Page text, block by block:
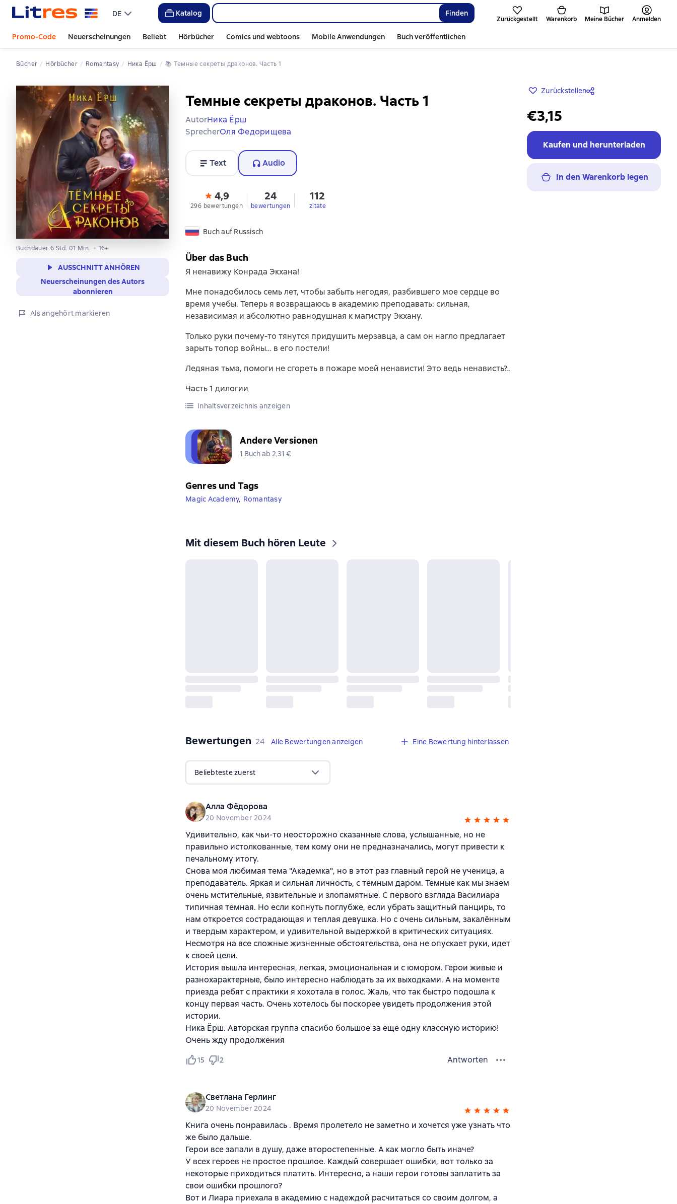
DE Katalog Finden
Zurückgestellt Warenkorb Meine Bücher Anmelden
Promo-Code Neuerscheinungen Beliebt Hörbücher Comics und webtoons Mobile Anwendungen Buch veröffentlichen
Bücher Hörbücher Romantasy Ника Ёрш 📚 Темные секреты драконов. Часть 1
Buchdauer 6 Std. 01 Min. 16+
AUSSCHNITT ANHÖREN
Neuerscheinungen des Autors
abonnieren
Als angehört markieren
Темные секреты драконов. Часть 1
AutorНика Ёрш
SprecherОля Федорищева
Text Audio
4,9
296 bewertungen
24
bewertungen
112
zitate
Buch auf Russisch
Zurückstellen
€3,15
Kaufen und herunterladen
In den Warenkorb legen
Über das Buch
Я ненавижу Конрада Экхана!
Мне понадобилось семь лет, чтобы забыть негодяя, разбившего мое сердце во
время учебы. Теперь я возвращаюсь в академию преподавать: сильная,
независимая и абсолютно равнодушная к магистру Экхану.
Только руки почему-то тянутся придушить мерзавца, а сам он нагло предлагает
зарыть топор войны… в его постели!
Ледяная тьма, помоги не сгореть в пожаре моей ненависти! Это ведь ненависть?..
Часть 1 дилогии
Inhaltsverzeichnis anzeigen
Andere Versionen
1 Buch ab 2,31 €
Genres und Tags
Magic Academy, Romantasy
Mit diesem Buch hören Leute
Bewertungen 24 Bewertungen
24 Alle Bewertungen anzeigen Eine Bewertung hinterlassen
Beliebteste zuerst
Алла Фёдорова
20 November 2024
Удивительно, как чьи-то неосторожно сказанные слова, услышанные, но не
правильно истолкованные, тем кому они не предназначались, могут привести к
печальному итогу.
Снова моя любимая тема "Академка", но в этот раз главный герой не ученица, а
преподаватель. Яркая и сильная личность, с темным даром. Темные как мы знаем
очень мстительные, язвительные и злопамятные. С первого взгляда Василиара
типичная темная. Но если копнуть поглубже, если убрать защитный панцирь, то
нам откроется сострадающая и теплая девушка. Но с очень сильным, закалённым
и твердым характером, и удивительной выдержкой в критических ситуациях.
Несмотря на все сложные жизненные обстоятельства, она не опускает руки, идет
к своей цели.
История вышла интересная, легкая, эмоциональная и с юмором. Герои живые и
разнохарактерные, было интересно наблюдать за их выходками. А на моменте
приезда ребят с практики я хохотала в голос. Жаль, что так быстро подошла к
концу первая часть. Очень хотелось бы поскорее увидеть продолжения этой
истории.
Ника Ёрш. Авторская группа спасибо большое за еще одну классную историю!
Очень жду продолжения
15 2 Antworten
Светлана Герлинг
20 November 2024
Книга очень понравилась . Время пролетело не заметно и хочется уже узнать что
же было дальше.
Герои все запали в душу, даже второстепенные. А как могло быть иначе?
У всех героев не простое прошлое. Каждый совершает ошибки, вот только за
некоторые приходиться платить. Интересно, а наши герои готовы заплатить за
свои ошибки прошлого?
Вот и Лиара приехала в академию с надеждой расчитаться со своим долгом, а